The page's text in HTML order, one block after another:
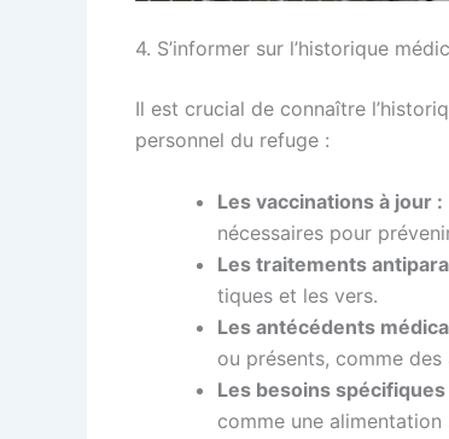
4. S’informer sur l’historique
Il est crucial de connaître
personnel du refuge :
Les vaccinations à jour :
nécessaires pour
Les traitements
tiques et les vers.
Les antécédents
ou présents, comme
Les besoins spécifiques
comme une